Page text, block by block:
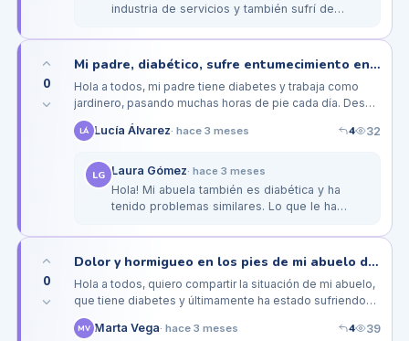
industria de servicios y también sufrí de
calzado adecuado, como…
0
Mi padre, diabético, sufre entumecimiento en los pies al trabajar de pie todo el día
Hola a todos, mi padre tiene diabetes y trabaja como
jardinero, pasando muchas horas de pie cada día. Desde
hace un tiempo, ha estado experimentando un fuerte
entumecimiento en…
LÁ Lucía Álvarez· hace 3 meses 4 32
LG Laura Gómez· hace 3 meses
Hola! Mi abuela también es diabética y ha
tenido problemas similares. Lo que le ha
buena amortiguación. Además,…
0
Dolor y hormigueo en los pies de mi abuelo diabético al caminar por la casa
Hola a todos, quiero compartir la situación de mi abuelo,
que tiene diabetes y últimamente ha estado sufriendo
de dolor y hormigueo en los pies, especialmente
cuando camina por la…
MV Marta Vega· hace 3 meses 4 39